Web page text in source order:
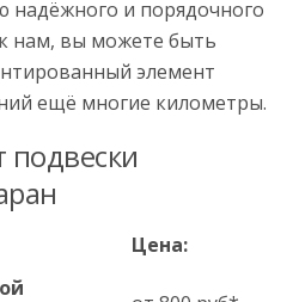
надёжного и порядочного
нам, вы можете быть
элемент
ещё многие километры.
Цена: